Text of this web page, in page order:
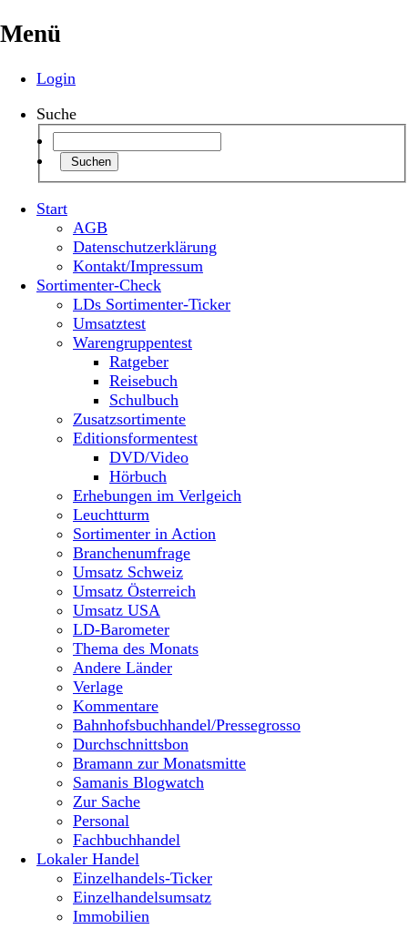
Menü
Login
Suche
Suchen
Start
AGB
Datenschutzerklärung
Kontakt/Impressum
Sortimenter-Check
LDs Sortimenter-Ticker
Umsatztest
Warengruppentest
Ratgeber
Reisebuch
Schulbuch
Zusatzsortimente
Editionsformentest
DVD/Video
Hörbuch
Erhebungen im Verlgeich
Leuchtturm
Sortimenter in Action
Branchenumfrage
Umsatz Schweiz
Umsatz Österreich
Umsatz USA
LD-Barometer
Thema des Monats
Andere Länder
Verlage
Kommentare
Bahnhofsbuchhandel/Pressegrosso
Durchschnittsbon
Bramann zur Monatsmitte
Samanis Blogwatch
Zur Sache
Personal
Fachbuchhandel
Lokaler Handel
Einzelhandels-Ticker
Einzelhandelsumsatz
Immobilien